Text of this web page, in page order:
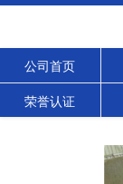
公司首页
荣誉认证